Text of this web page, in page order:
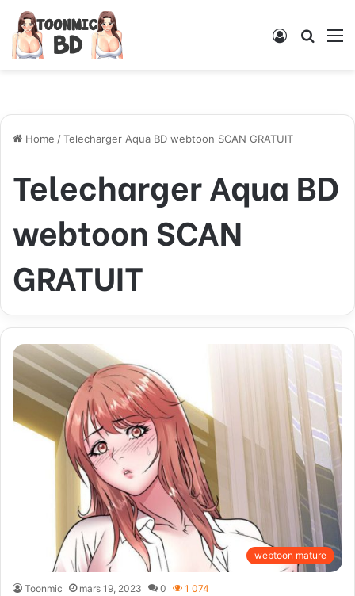
Log
Home /Telecharger Aqua BD webtoon SCAN GRATUIT
Telecharger Aqua BD
webtoon SCAN
GRATUIT
webtoon mature
Toonmic mars 19, 2023 0 1 074